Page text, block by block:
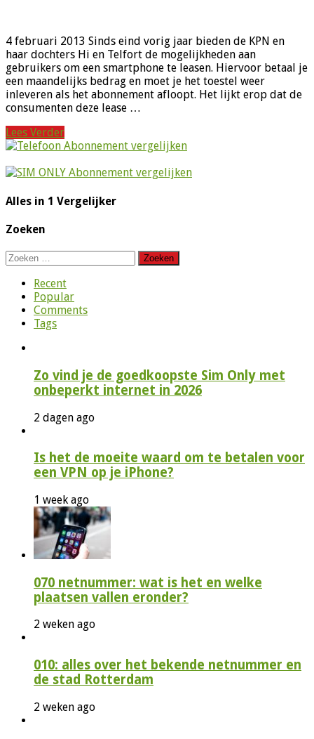
4 februari 2013 Sinds eind vorig jaar bieden de KPN en
haar dochters Hi en Telfort de mogelijkheden aan
gebruikers om een smartphone te leasen. Hiervoor betaal je
een maandelijks bedrag en moet je het toestel weer
inleveren als het abonnement afloopt. Het lijkt erop dat de
consumenten deze lease …
Lees Verder
Alles in 1 Vergelijker
Zoeken
Zoeken
naar:
Recent
Popular
Comments
Tags
Zo vind je de goedkoopste Sim Only met
onbeperkt internet in 2026
2 dagen ago
Is het de moeite waard om te betalen voor
een VPN op je iPhone?
1 week ago
070 netnummer: wat is het en welke
plaatsen vallen eronder?
2 weken ago
010: alles over het bekende netnummer en
de stad Rotterdam
2 weken ago